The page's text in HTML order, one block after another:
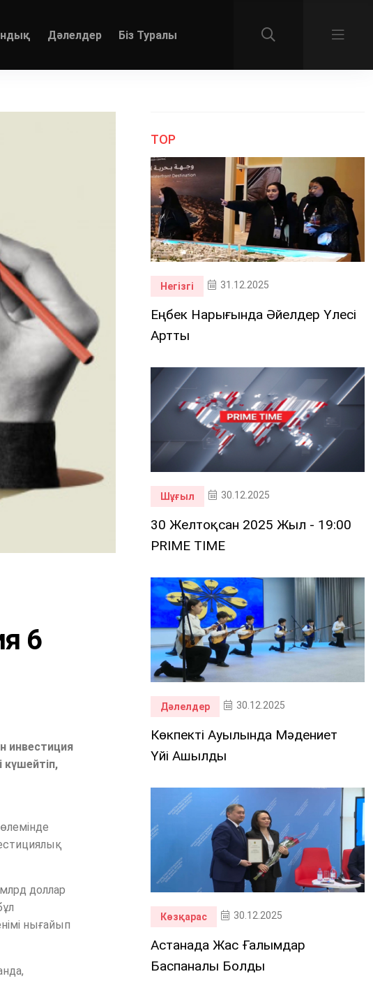
Дәлелдер Біз Туралы
6
инвестиция
доллар
нығайып
TOP
Негізгі 31.12.2025
Еңбек Нарығында Әйелдер Үлесі
Артты
Шұғыл 30.12.2025
30 Желтоқсан 2025 Жыл - 19:00
PRIME TIME
Дәлелдер 30.12.2025
Көкпекті Ауылында Мәдениет
Үйі Ашылды
Көзқарас 30.12.2025
Астанада Жас Ғалымдар
Баспаналы Болды